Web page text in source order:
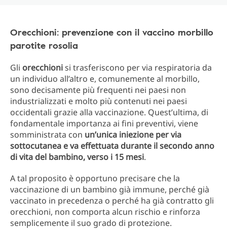
Orecchioni: prevenzione con il vaccino morbillo
parotite rosolia
Gli orecchionisi trasferiscono per via respiratoria da
un individuo all’altro e, comunemente al morbillo,
sono decisamente più frequenti nei paesi non
industrializzati e molto più contenuti nei paesi
occidentali grazie alla vaccinazione. Quest’ultima, di
fondamentale importanza ai fini preventivi, viene
somministrata con un’unica iniezione per via
sottocutanea e va effettuata durante il secondo anno
di vita del bambino, verso i 15 mesi.
A tal proposito è opportuno precisare che la
vaccinazione di un bambino già immune, perché già
vaccinato in precedenza o perché ha già contratto gli
orecchioni, non comporta alcun rischio e rinforza
semplicemente il suo grado di protezione.